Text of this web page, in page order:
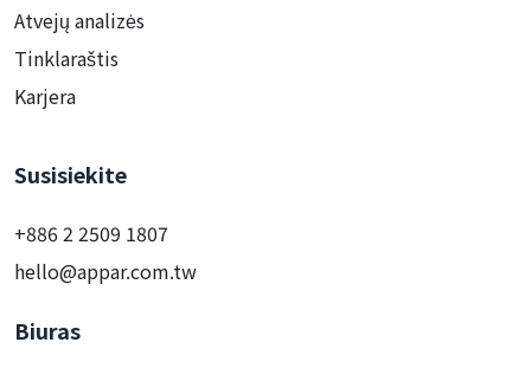
Atvejų analizės
Tinklaraštis
Karjera
Susisiekite
+886 2 2509 1807
hello@appar.com.tw
Biuras